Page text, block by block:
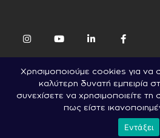
Computing Business Solutions. ©
Χρησιμοποιούμε cookies για να
καλύτερη δυνατή εμπειρία
συνεχίσετε να χρησιμοποιείτε
πως είστε
Εντάξει